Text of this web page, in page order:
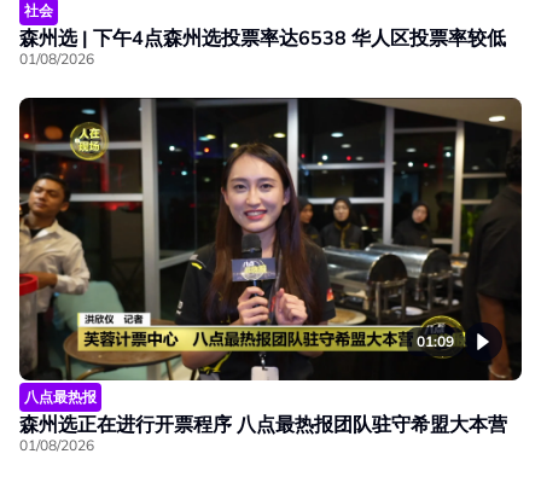
社会
森州选 | 下午4点森州选投票率达6538 华人区投票率较低
01/08/2026
01:09
八点最热报
森州选正在进行开票程序 八点最热报团队驻守希盟大本营
01/08/2026